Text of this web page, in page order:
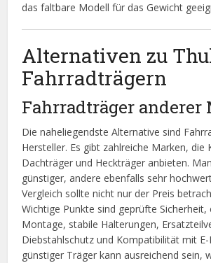
das faltbare Modell für das Gewicht
Alternativen zu
Fahrradträgern
Fahrradträger anderer
Die naheliegendste Alternative sind
Hersteller. Es gibt zahlreiche Marken, die
Dachträger und Heckträger anbieten.
günstiger, andere ebenfalls sehr
Vergleich sollte nicht nur der Preis
Wichtige Punkte sind geprüfte Sicherheit,
Montage, stabile Halterungen,
Diebstahlschutz und Kompatibilität mit E-
günstiger Träger kann ausreichend sein,